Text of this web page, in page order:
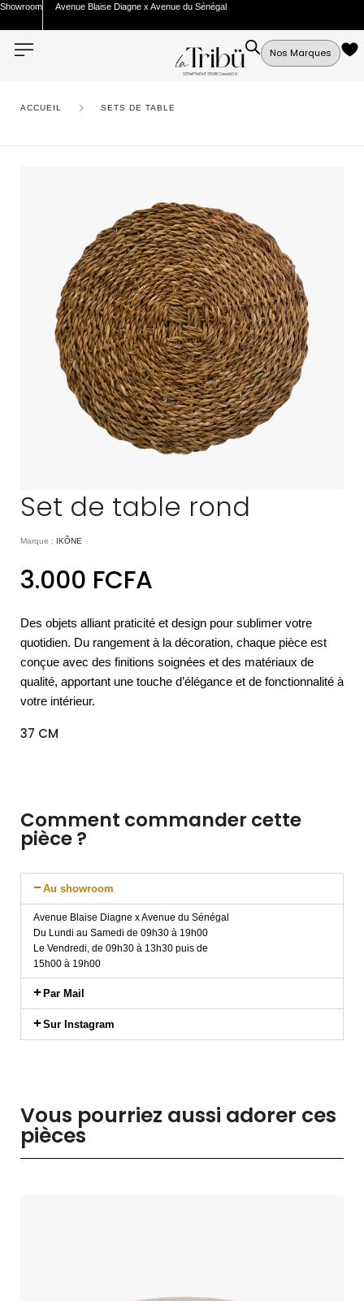
Showroom Avenue Blaise Diagne x Avenue du Sénégal
Nos Marques
ACCUEIL SETS DE TABLE
Set de table rond
Marque : IKÔNE
3.000 FCFA
Des objets alliant praticité et design pour sublimer votre
quotidien. Du rangement à la décoration, chaque pièce est
conçue avec des finitions soignées et des matériaux de
qualité, apportant une touche d’élégance et de fonctionnalité à
votre intérieur.
37 CM
Comment commander cette
pièce ?
Au showroom
Avenue Blaise Diagne x Avenue du Sénégal
Du Lundi au Samedi de 09h30 à 19h00
Le Vendredi, de 09h30 à 13h30 puis de
15h00 à 19h00
Par Mail
Sur Instagram
Vous pourriez aussi adorer ces
pièces